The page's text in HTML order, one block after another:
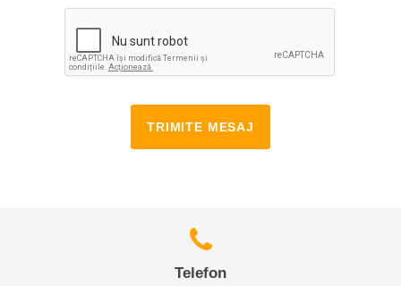
TRIMITE MESAJ
Telefon